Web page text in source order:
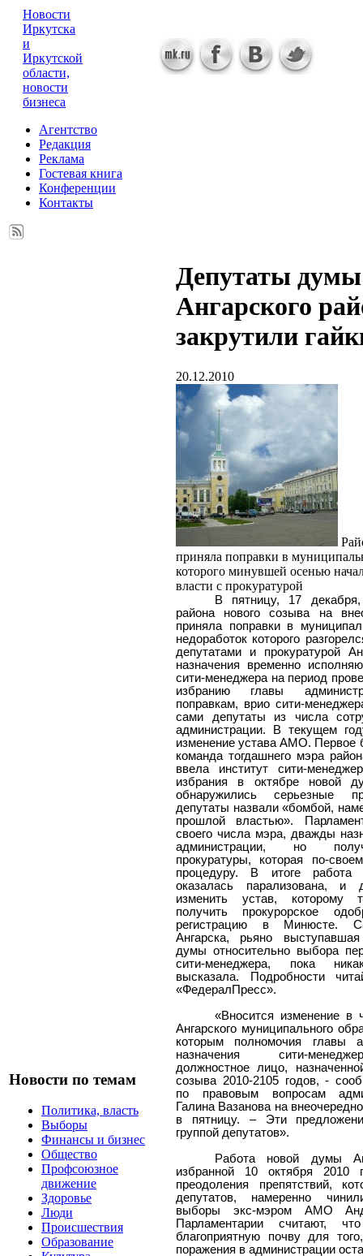
Новости
Иркутска
и
Иркутской
области,
новости
бизнеса
Агентство
Редакция
Реклама
Гостевая книга
Конференции
Контакты
Новости по темам
Политика, власть
Выборы
Финансы и бизнес
Общество
Профсоюзное
движение
Здоровье
Люди
Происшествия
Образование
Депутаты думы
Ангарского
закрутили
20.12.2010
приняла поправки в
которого минувшей осенью
власти с прокуратурой
В пятницу, 17 декабря,
района нового созыва на
приняла поправки в
недоработок которого
депутатами и прокуратурой
назначения временно
сити-менеджера на период
избранию главы
поправкам, врио сити-
сами депутаты из числа
администрации. В текущем
изменение устава АМО. Первое
команда тогдашнего мэра
ввела институт сити-
избрания в октябре новой
обнаружились серьезные
депутаты назвали «бомбой,
прошлой властью».
своего числа мэра, дважды
администрации, но
прокуратуры, которая по-
процедуру. В итоге работа
оказалась парализована, и
изменить устав, которому
получить прокурорское
регистрацию в Минюсте.
Ангарска, рьяно
думы относительно выбора
сити-менеджера, пока
высказала. Подробности
«ФедералПресс».
«Вносится изменение в
Ангарского муниципального
которым полномочия главы
назначения сити-
должностное лицо,
созыва 2010-2105 годов, -
по правовым вопросам
Галина Вазанова на
в пятницу. – Эти
группой депутатов».
Работа новой думы
избранной 10 октября 2010
преодоления препятствий,
депутатов, намеренно
выборы экс-мэром АМО
Парламентарии считают,
благоприятную почву для
поражения в администрации